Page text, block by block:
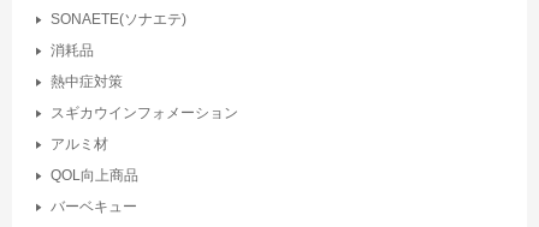
SONAETE(ソナエテ)
消耗品
熱中症対策
スギカウインフォメーション
アルミ材
QOL向上商品
バーベキュー